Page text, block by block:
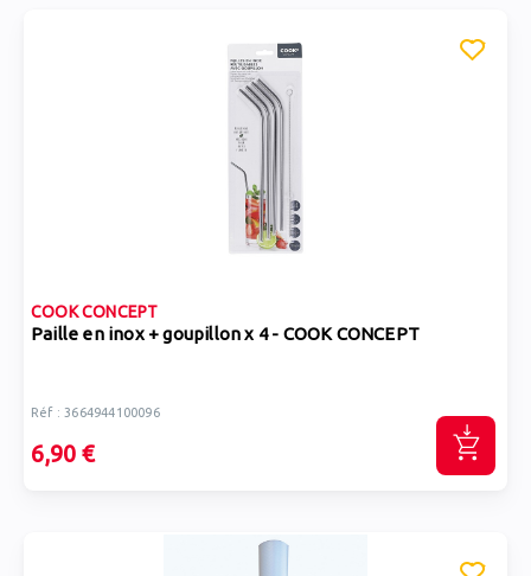
COOK CONCEPT
Paille en inox + goupillon x 4 - COOK CONCEPT
Réf : 3664944100096
6,90 €